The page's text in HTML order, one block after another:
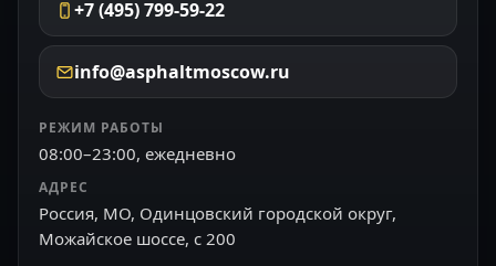
+7 (495) 799-59-22
info@asphaltmoscow.ru
РЕЖИМ РАБОТЫ
08:00–23:00, ежедневно
АДРЕС
Россия, МО, Одинцовский городской округ,
Можайское шоссе, с 200